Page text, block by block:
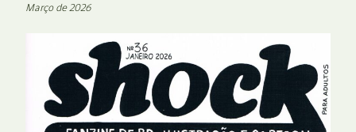
Março de 2026